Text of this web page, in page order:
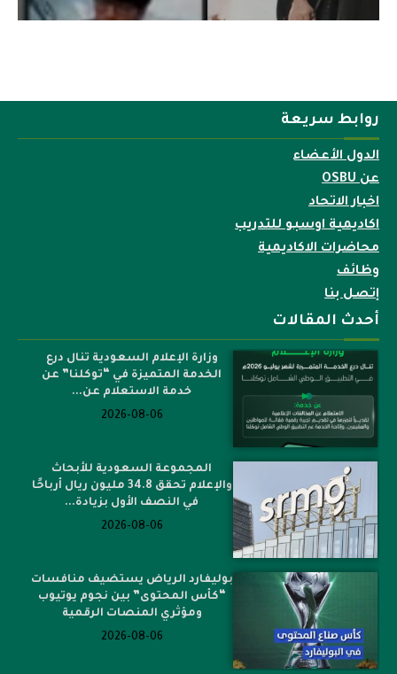
روابط سريعة
الدول الأعضاء
عن OSBU
اخبار الاتحاد
اكاديمية اوسبو للتدريب
محاضرات الاكاديمية
وظائف
إتصل بنا
أحدث المقالات
وزارة الإعلام السعودية تنال درع
الخدمة المتميزة في “توكلنا” عن
خدمة الاستعلام عن...
2026-08-06
المجموعة السعودية للأبحاث
والإعلام تحقق 34.8 مليون ريال أرباحًا
في النصف الأول بزيادة...
2026-08-06
بوليفارد الرياض يستضيف منافسات
“كأس المحتوى” بين نجوم يوتيوب
ومؤثري المنصات الرقمية
2026-08-06